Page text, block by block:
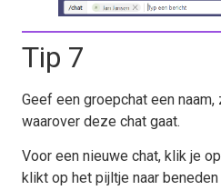
Tip 7
Geef een groepchat een
waarover deze chat gaat.
Voor een nieuwe chat, klik je
klikt op het pijltje naar